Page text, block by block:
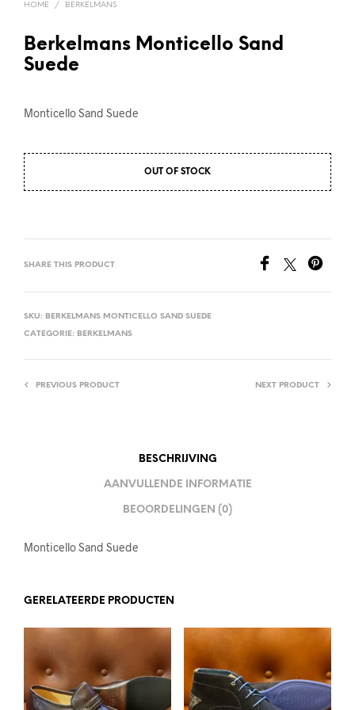
HOME / BERKELMANS
Berkelmans Monticello Sand
Suede
Monticello Sand Suede
OUT OF STOCK
SHARE THIS PRODUCT
SKU: BERKELMANS MONTICELLO SAND SUEDE
CATEGORIE: BERKELMANS
PREVIOUS PRODUCT NEXT PRODUCT
BESCHRIJVING
AANVULLENDE INFORMATIE
BEOORDELINGEN (0)
Monticello Sand Suede
GERELATEERDE PRODUCTEN